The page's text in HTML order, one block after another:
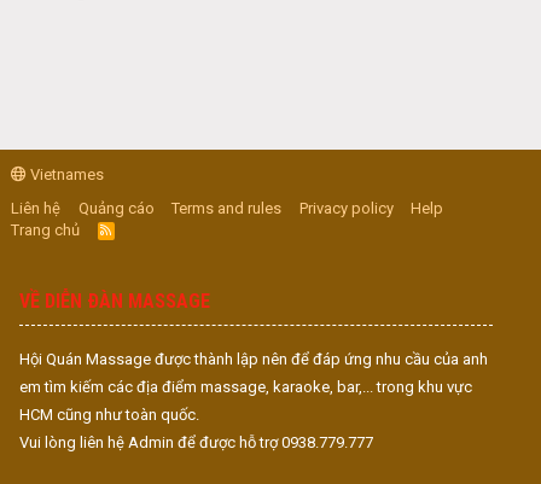
Vietnames
Liên hệ
Quảng cáo Terms and rules Privacy policy
Help
Trang chủ
R
S
VỀ DIỄN ĐÀN MASSAGE
Hội Quán Massage được thành lập nên để đáp ứng nhu cầu của anh
em tìm kiếm các địa điểm massage, karaoke, bar,... trong khu vực
HCM cũng như toàn quốc.
Vui lòng liên hệ Admin để được hỗ trợ 0938.779.777